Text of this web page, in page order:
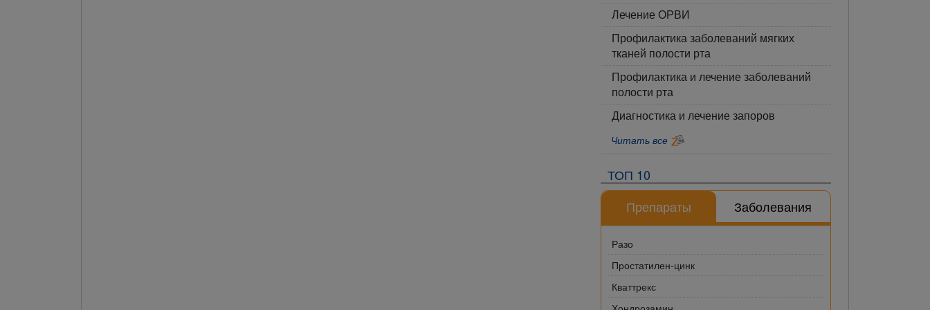
Лечение ОРВИ
Профилактика заболеваний мягких
тканей полости рта
Профилактика и лечение заболеваний
полости рта
Диагностика и лечение запоров
Читать все
ТОП 10
Препараты
Заболевания
Разо
Простатилен-цинк
Кваттрекс